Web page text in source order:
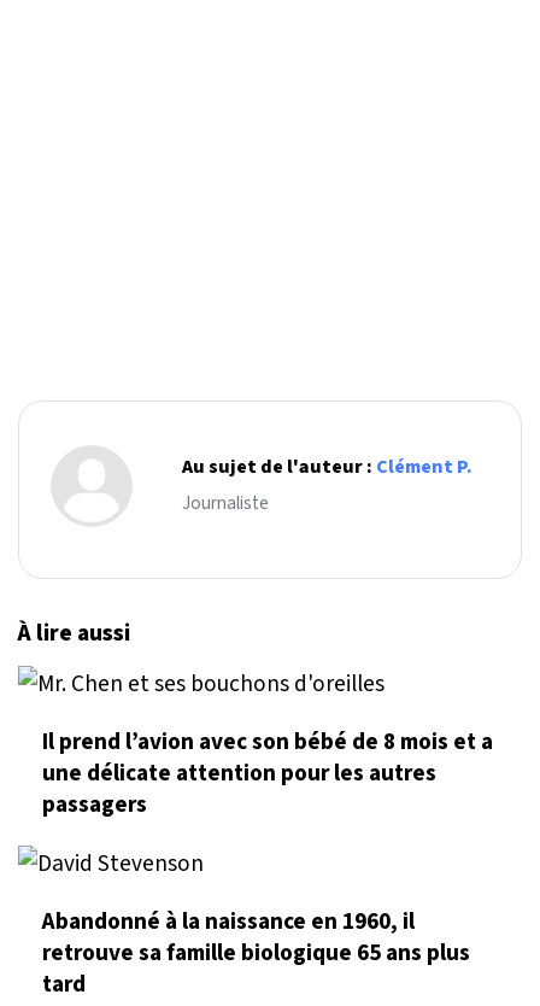
Au sujet de l'auteur : Clément P.
Journaliste
À lire aussi
Il prend l’avion avec son bébé de 8 mois et a
une délicate attention pour les autres
passagers
Abandonné à la naissance en 1960, il
retrouve sa famille biologique 65 ans plus
tard